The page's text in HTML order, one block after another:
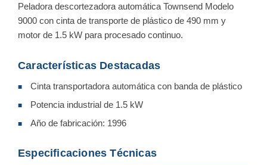
Peladora descortezadora automática Townsend Modelo
9000 con cinta de transporte de plástico de 490 mm y
motor de 1.5 kW para procesado continuo.
Características Destacadas
■ Cinta transportadora automática con banda de plástico
■ Potencia industrial de 1.5 kW
■ Año de fabricación: 1996
Especificaciones Técnicas